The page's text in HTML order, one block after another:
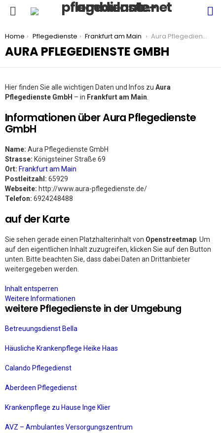
You are here:
Home Pflegedienste Frankfurt am Main Aura Pflegedienste GmbH
AURA PFLEGEDIENSTE GMBH
Hier finden Sie alle wichtigen Daten und Infos zu Aura
Pflegedienste GmbH – in Frankfurt am Main
Informationen über Aura Pflegedienste
GmbH
Name: Aura Pflegedienste GmbH
Strasse: Königsteiner Straße 69
Ort: Frankfurt am Main
Postleitzahl: 65929
Webseite: http://www.aura-pflegedienste.de/
Telefon: 6924248488
auf der Karte
Sie sehen gerade einen Platzhalterinhalt von Openstreetmap . Um
auf den eigentlichen Inhalt zuzugreifen, klicken Sie auf den Button
unten. Bitte beachten Sie, dass dabei Daten an Drittanbieter
weitergegeben werden.
Inhalt entsperren
Weitere Informationen
weitere Pflegedienste in der Umgebung
Betreuungsdienst Bella
Häusliche Krankenpflege Heike Haas
Calando Pflegedienst
Aberdeen Pflegedienst
Krankenpflege zu Hause Inge Klier
AVZ – Ambulantes Versorgungszentrum